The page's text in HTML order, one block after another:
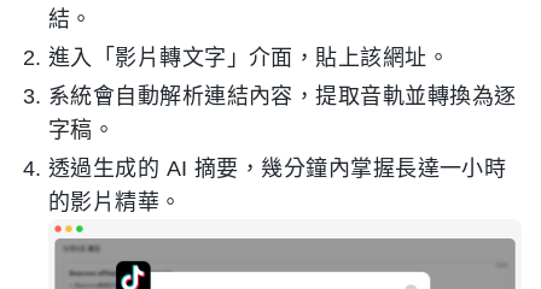
結。
進入「影片轉文字」介面，貼上該網址。
系統會自動解析連結內容，提取音軌並轉換為逐
字稿。
透過生成的 AI 摘要，幾分鐘內掌握長達一小時
的影片精華。